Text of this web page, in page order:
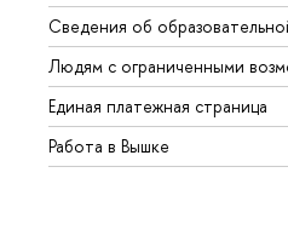
Сведения об
Людям с ограниченными
Единая платежная страница
Работа в Вышке